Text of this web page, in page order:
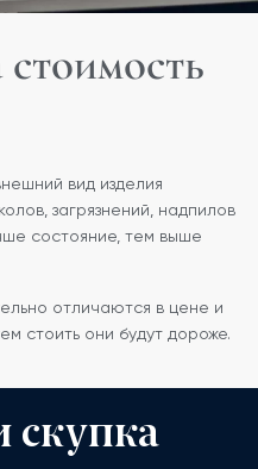
вид изделия
загрязнений, надпилов
состояние, тем выше
отличаются в цене и
стоить они будут дороже.
скупка